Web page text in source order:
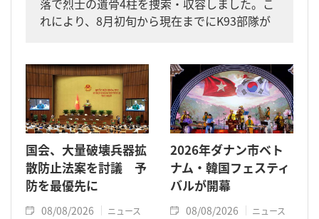
落で烈士の遺骨4柱を捜索・収容しました。こ
れにより、8月初旬から現在までにK93部隊が
国会、大量破壊兵器拡
散防止法案を討議 予
防を最優先に
08/08/2026 ニュース
2026年ダナン市ベト
ナム・韓国フェスティ
バルが開幕
08/08/2026 ニュース